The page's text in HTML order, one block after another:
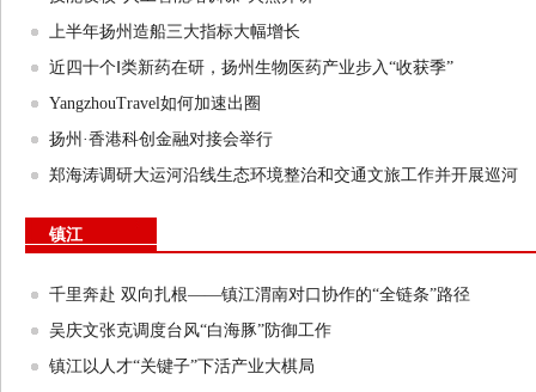
上半年扬州造船三大指标大幅增长
近四十个Ⅰ类新药在研，扬州生物医药产业步入“收获季”
YangzhouTravel如何加速出圈
扬州·香港科创金融对接会举行
郑海涛调研大运河沿线生态环境整治和交通文旅工作并开展巡河
镇江
千里奔赴 双向扎根——镇江渭南对口协作的“全链条”路径
吴庆文张克调度台风“白海豚”防御工作
镇江以人才“关键子”下活产业大棋局